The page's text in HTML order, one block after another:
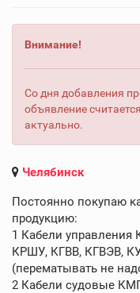
Внимание!
Со дня добавления
объявление
актуально.
Челябинск
Постоянно покупаю
продукцию:
1 Кабели
КРШУ, КГВВ, КГВЭВ,
(перематывать не
2 Кабели судовые